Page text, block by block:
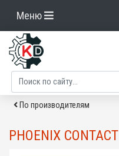
Меню
По производителям
PHOENIX CONTACT